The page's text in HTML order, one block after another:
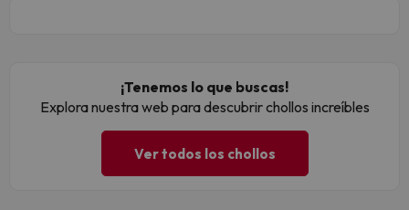
¡Tenemos lo que buscas!
Explora nuestra web para descubrir chollos increíbles
Ver todos los chollos